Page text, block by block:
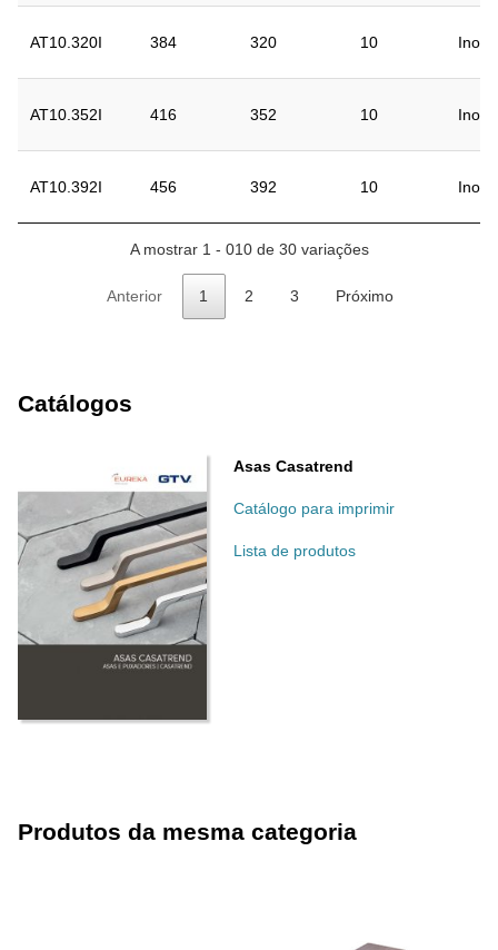
AT10.320I 384 320 10 Inox
AT10.352I 416 352 10 Inox
AT10.392I 456 392 10 Inox
A mostrar 1 - 010 de 30 variações
Anterior 1 2 3 Próximo
Catálogos
Asas Casatrend
Catálogo para imprimir
Lista de produtos
Produtos da mesma categoria